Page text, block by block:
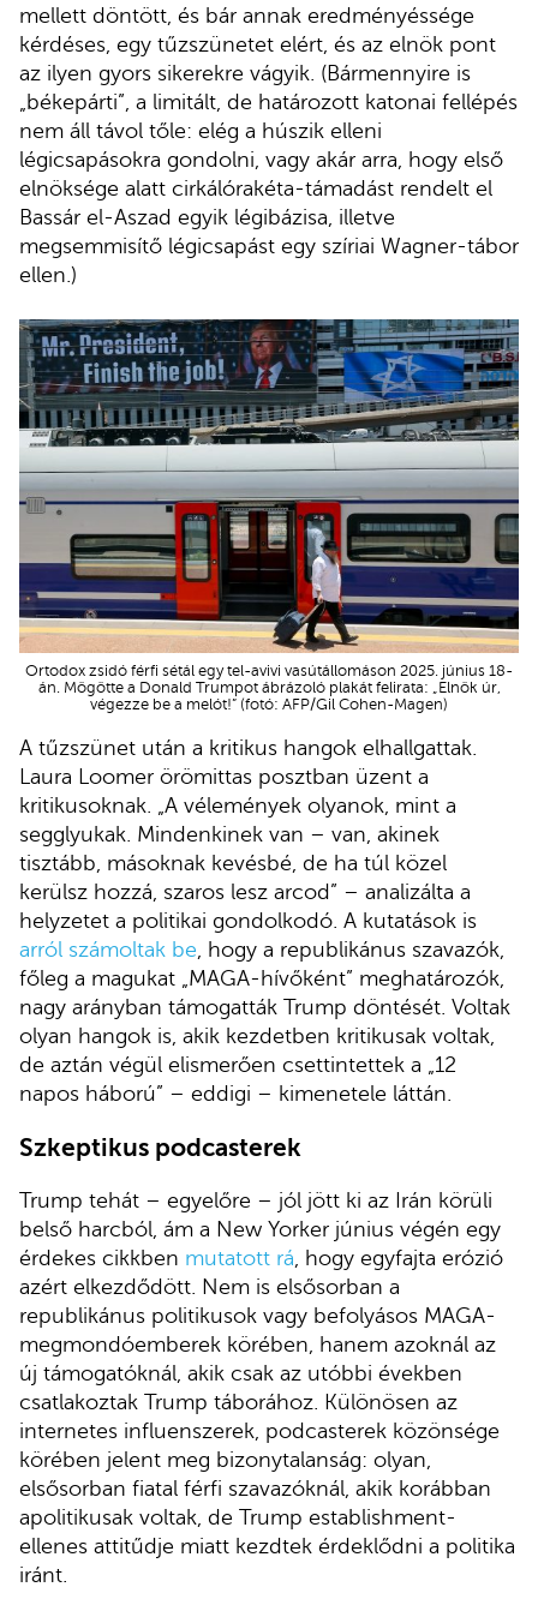
mellett döntött, és bár annak eredményéssége
kérdéses, egy tűzszünetet elért, és az elnök pont
az ilyen gyors sikerekre vágyik. (Bármennyire is
„békepárti”, a limitált, de határozott katonai fellépés
nem áll távol tőle: elég a húszik elleni
légicsapásokra gondolni, vagy akár arra, hogy első
elnöksége alatt cirkálórakéta-támadást rendelt el
Bassár el-Aszad egyik légibázisa, illetve
megsemmisítő légicsapást egy szíriai Wagner-tábor
ellen.)
Ortodox zsidó férfi sétál egy tel-avivi vasútállomáson 2025. június 18-
án. Mögötte a Donald Trumpot ábrázoló plakát felirata: „Elnök úr,
végezze be a melót!” (fotó: AFP/Gil Cohen-Magen)
A tűzszünet után a kritikus hangok elhallgattak.
Laura Loomer örömittas posztban üzent a
kritikusoknak. „A vélemények olyanok, mint a
segglyukak. Mindenkinek van – van, akinek
tisztább, másoknak kevésbé, de ha túl közel
kerülsz hozzá, szaros lesz arcod” – analizálta a
helyzetet a politikai gondolkodó. A kutatások is
arról számoltak be, hogy a republikánus szavazók,
főleg a magukat „MAGA-hívőként” meghatározók,
nagy arányban támogatták Trump döntését. Voltak
olyan hangok is, akik kezdetben kritikusak voltak,
de aztán végül elismerően csettintettek a „12
napos háború” – eddigi – kimenetele láttán.
Szkeptikus podcasterek
Trump tehát – egyelőre – jól jött ki az Irán körüli
belső harcból, ám a New Yorker június végén egy
érdekes cikkben mutatott rá, hogy egyfajta erózió
azért elkezdődött. Nem is elsősorban a
republikánus politikusok vagy befolyásos MAGA-
megmondóemberek körében, hanem azoknál az
új támogatóknál, akik csak az utóbbi években
csatlakoztak Trump táborához. Különösen az
internetes influenszerek, podcasterek közönsége
körében jelent meg bizonytalanság: olyan,
elsősorban fiatal férfi szavazóknál, akik korábban
apolitikusak voltak, de Trump establishment-
ellenes attitűdje miatt kezdtek érdeklődni a politika
iránt.